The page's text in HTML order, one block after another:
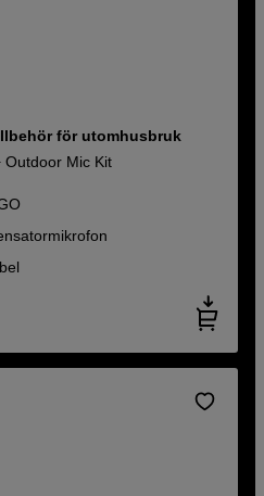
för utomhusbruk
Outdoor Mic Kit